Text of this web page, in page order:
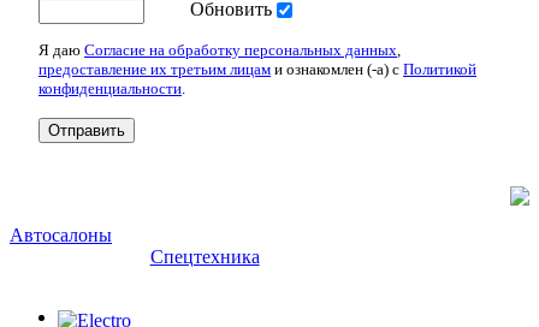
Обновить
Я даю Согласие на обработку персональных данных,
предоставление их третьим лицам и ознакомлен (-а) c Политикой
конфиденциальности.
Автосалоны
Спецтехника